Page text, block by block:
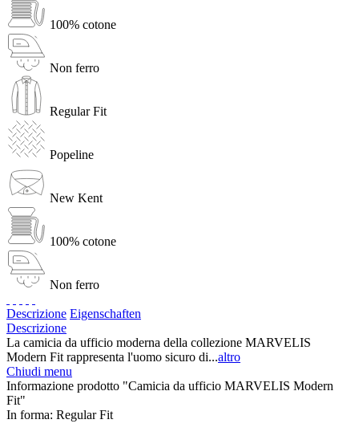
100% cotone
Non ferro
Regular Fit
Popeline
New Kent
100% cotone
Non ferro
Descrizione Eigenschaften
Descrizione
La camicia da ufficio moderna della collezione MARVELIS
Modern Fit rappresenta l'uomo sicuro di...altro
Chiudi menu
Informazione prodotto "Camicia da ufficio MARVELIS Modern
Fit"
In forma: Regular Fit